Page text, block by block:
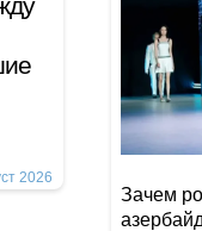
2026
Зачем